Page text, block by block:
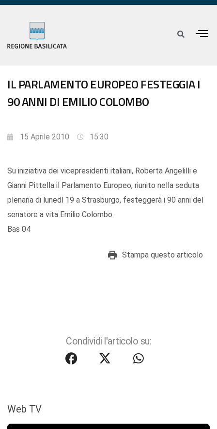
IL PARLAMENTO EUROPEO FESTEGGIA I
90 ANNI DI EMILIO COLOMBO
15 Aprile 2010 15:30
Su iniziativa dei vicepresidenti italiani, Roberta Angelilli e
Gianni Pittella il Parlamento Europeo, riunito nella seduta
plenaria di lunedì 19 a Strasburgo, festeggerà i 90 anni del
senatore a vita Emilio Colombo.
Bas 04
Stampa questo articolo
Condividi l'articolo su:
Web TV